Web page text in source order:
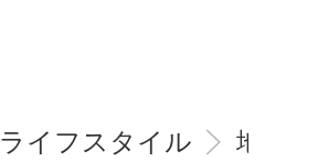
ライフスタイル 地域情